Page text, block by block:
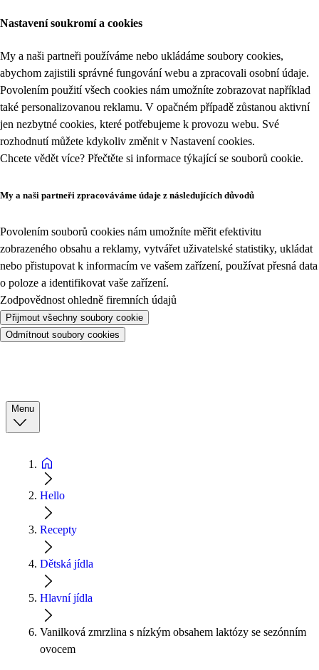
Nastavení soukromí a cookies
My a naši partneři používáme nebo ukládáme soubory cookies,
abychom zajistili správné fungování webu a zpracovali osobní údaje.
Povolením použití všech cookies nám umožníte zobrazovat například
také personalizovanou reklamu. V opačném případě zůstanou aktivní
jen nezbytné cookies, které potřebujeme k provozu webu. Své
rozhodnutí můžete kdykoliv změnit v Nastavení cookies.
Chcete vědět více? Přečtěte si informace týkající se souborů cookie.
My a naši partneři zpracováváme údaje z následujících důvodů
Povolením souborů cookies nám umožníte měřit efektivitu
zobrazeného obsahu a reklamy, vytvářet uživatelské statistiky, ukládat
nebo přistupovat k informacím ve vašem zařízení, používat přesná data
o poloze a identifikovat vaše zařízení.
Zodpovědnost ohledně firemních údajů
Přijmout všechny soubory cookie
Odmítnout soubory cookies
Menu
Hello
Recepty
Dětská jídla
Hlavní jídla
Vanilková zmrzlina s nízkým obsahem laktózy se sezónním
ovocem